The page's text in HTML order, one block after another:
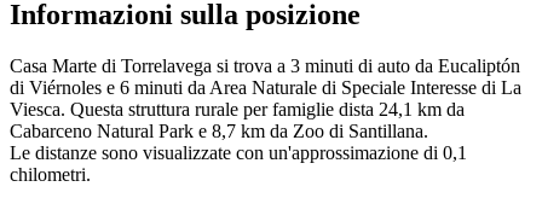
Informazioni sulla posizione
Casa Marte di Torrelavega si trova a 3 minuti di auto da Eucaliptón
di Viérnoles e 6 minuti da Area Naturale di Speciale Interesse di La
Viesca. Questa struttura rurale per famiglie dista 24,1 km da
Cabarceno Natural Park e 8,7 km da Zoo di Santillana.
Le distanze sono visualizzate con un'approssimazione di 0,1
chilometri.